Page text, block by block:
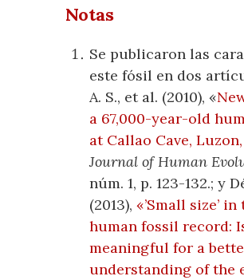
Notas
Se publicaron las
este fósil en dos
A. S., et al. (2010), «
a 67,000-year-old
at Callao Cave,
Journal of Human
núm. 1, p. 123-132.; y
(2013),«’Small size’
human fossil record:
meaningful for a
understanding of the